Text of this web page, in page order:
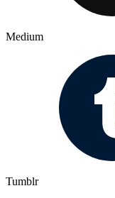
Medium
Tumblr